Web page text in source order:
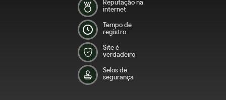
Reputação na
internet
Tempo de
registro
Site é
verdadeiro
Selos de
segurança